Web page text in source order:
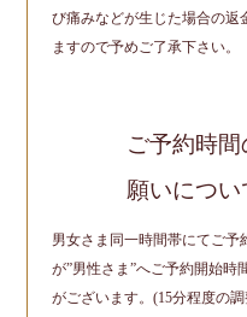
び痛みなどが生じた場合の返
ますので予めご了承下さい。
ご予約時
願いについ
男女さま同一時間帯にてご
が”男性さま”へご予約開始時
がございます。(15分程度の